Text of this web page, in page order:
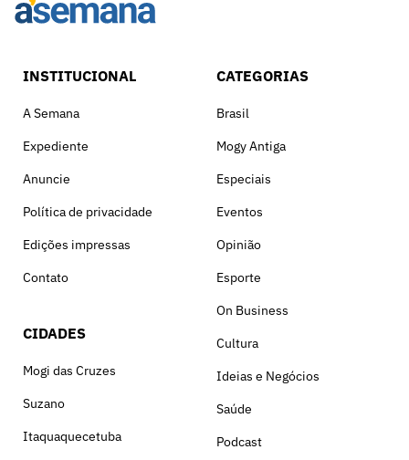
INSTITUCIONAL
A Semana
Expediente
Anuncie
Política de privacidade
Edições impressas
Contato
CIDADES
Mogi das Cruzes
Suzano
Itaquaquecetuba
CATEGORIAS
Brasil
Mogy Antiga
Especiais
Eventos
Opinião
Esporte
On Business
Cultura
Ideias e Negócios
Saúde
Podcast